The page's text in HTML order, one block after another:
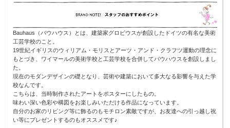
Bauhaus（バウハウス）とは、建築家グロビウスが創設したドイツの有名な美術
工芸学校のこと。
19世紀イギリスのウィリアム・モリスとアーツ・アンド・クラフツ運動の理念に
もとづき、ワイマールの美術学校と工芸学校を合併してバウハウスを創設しまし
た。
現在のモダンデザインの礎となり、芸術や建築において多大なる影響を与えた学
校なんです。
こちらは、当時制作されたアートをポスターにしたもの。
味わい深い色彩や構図をお楽しみいただける作品になっています。
自分のお家のリビング等に飾るのもモチロン素敵ですが、お友達への引っ越し祝
い等にプレゼントするのもオススメです♪